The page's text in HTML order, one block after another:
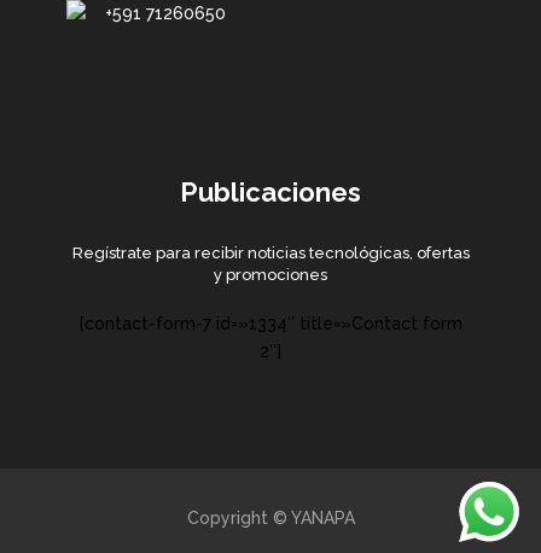
+591 71260650
Publicaciones
Regístrate para recibir noticias tecnológicas, ofertas
y promociones
[contact-form-7 id=»1334″ title=»Contact form
2″]
Copyright © YANAPA